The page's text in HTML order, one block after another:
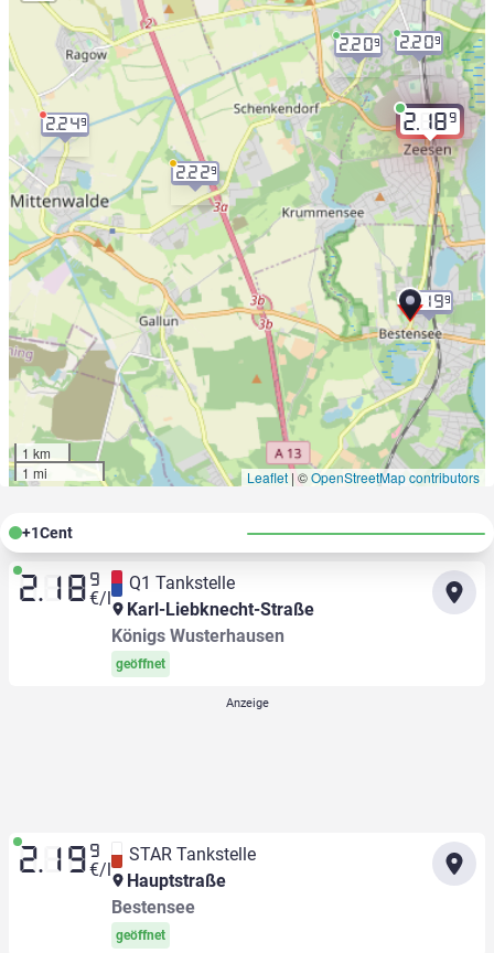
2.189
2.199
2.249
2.229
2.209 2.209
1 km
1 mi
Leaflet | ©OpenStreetMap contributors
+1Cent
2.18 9
€/l
Q1 Tankstelle
Karl-Liebknecht-Straße
Königs Wusterhausen
geöffnet
2.19 9
€/l
STAR Tankstelle
Hauptstraße
Bestensee
geöffnet